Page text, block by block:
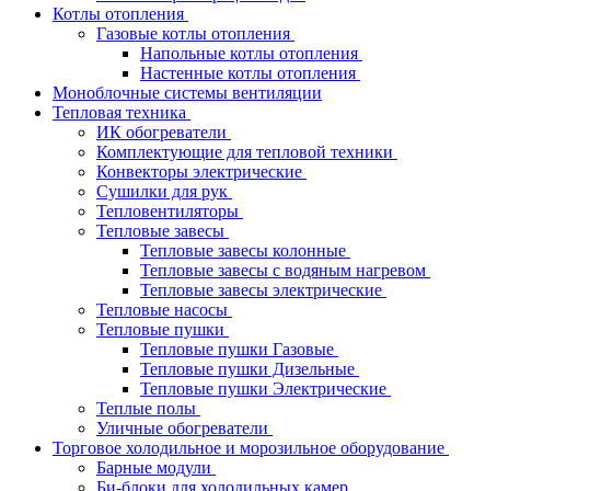
Котлы отопления
Газовые котлы отопления
Напольные котлы отопления
Настенные котлы отопления
Моноблочные системы вентиляции
Тепловая техника
ИК обогреватели
Комплектующие для тепловой техники
Конвекторы электрические
Сушилки для рук
Тепловентиляторы
Тепловые завесы
Тепловые завесы колонные
Тепловые завесы с водяным нагревом
Тепловые завесы электрические
Тепловые насосы
Тепловые пушки
Тепловые пушки Газовые
Тепловые пушки Дизельные
Тепловые пушки Электрические
Теплые полы
Уличные обогреватели
Торговое холодильное и морозильное оборудование
Барные модули
Би-блоки для холодильных камер